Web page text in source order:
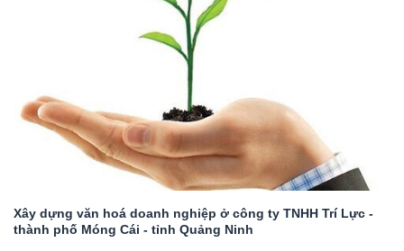
Xây dựng văn hoá doanh nghiệp ở công ty TNHH Trí Lực -
thành phố Móng Cái - tỉnh Quảng Ninh